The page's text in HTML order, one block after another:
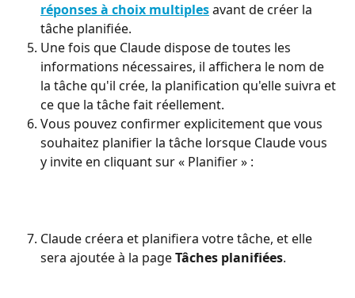
réponses à choix multiples avant de créer la
tâche planifiée.
Une fois que Claude dispose de toutes les
informations nécessaires, il affichera le nom de
la tâche qu'il crée, la planification qu'elle suivra et
ce que la tâche fait réellement.
Vous pouvez confirmer explicitement que vous
souhaitez planifier la tâche lorsque Claude vous
y invite en cliquant sur « Planifier » :
Claude créera et planifiera votre tâche, et elle
sera ajoutée à la page Tâches planifiées.